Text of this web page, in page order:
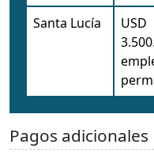
Santa Lucía
USD
Pagos adicionales